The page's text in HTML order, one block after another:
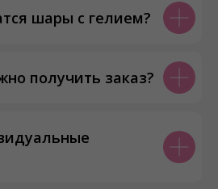
шары с гелием?
получить заказ?